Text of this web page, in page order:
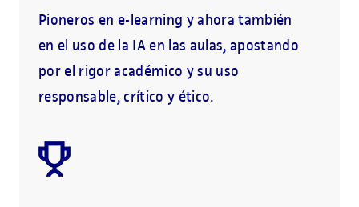
Pioneros en e-learning y ahora también
en el uso de la IA en las aulas, apostando
por el rigor académico y su uso
responsable, crítico y ético.